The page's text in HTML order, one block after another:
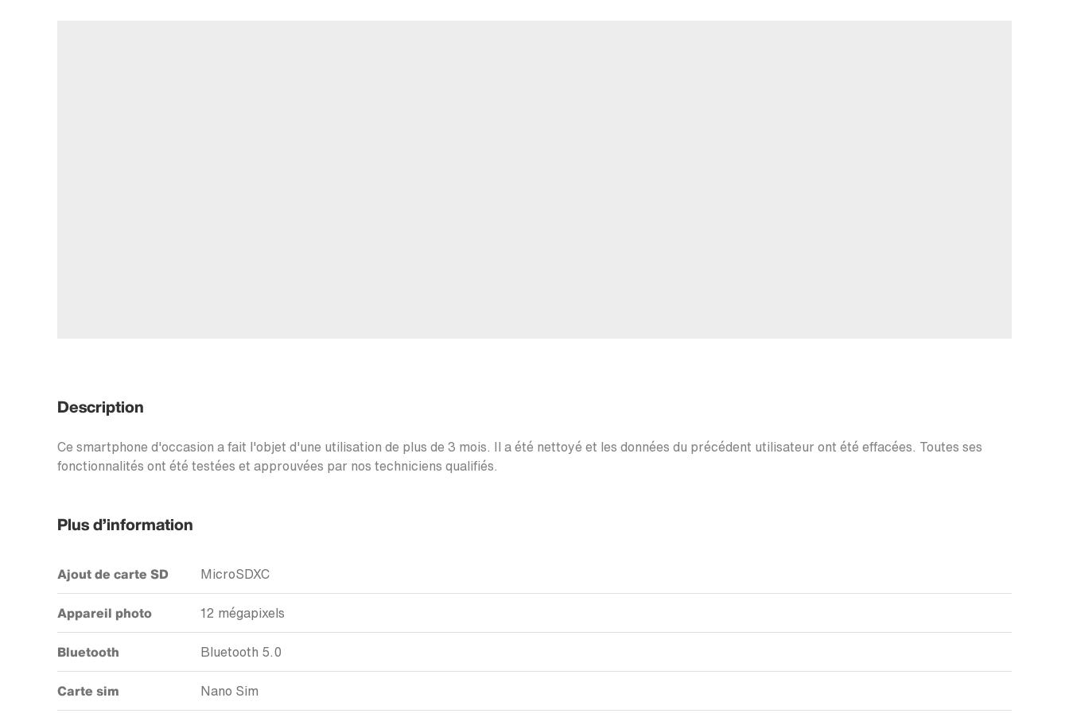
Description
Ce smartphone d'occasion a fait l'objet d'une utilisation de plus de 3 mois. Il a été nettoyé et les données du précédent utilisateur ont été effacées. Toutes ses
fonctionnalités ont été testées et approuvées par nos techniciens qualifiés.
Plus d’information
Ajout de carte SD MicroSDXC
Appareil photo 12 mégapixels
Bluetooth Bluetooth 5.0
Carte sim Nano Sim